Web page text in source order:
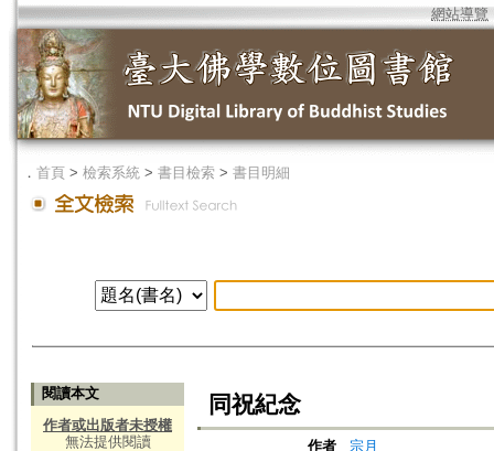
網站導覽
． 首頁 > 檢索系統 > 書目檢索 > 書目明細
閱讀本文
作者或出版者未授權
無法提供閱讀
同祝紀念
作者
宗月